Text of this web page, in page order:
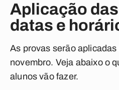
Aplicação
datas e
As provas serão aplicadas
novembro. Veja abaixo o
alunos vão fazer.